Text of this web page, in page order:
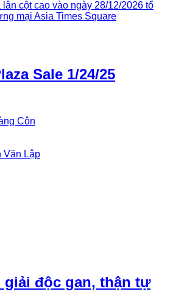
cột cao vào ngày 28/12/2026 tổ
mại Asia Times Square
Sale 1/24/25
Côn
Văn Lập
giải độc gan, thận tự